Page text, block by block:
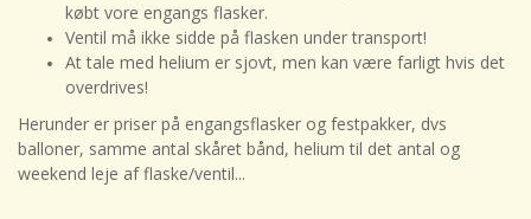
købt vore engangs flasker.
Ventil må ikke sidde på flasken under transport!
At tale med helium er sjovt, men kan være farligt hvis det
overdrives!
Herunder er priser på engangsflasker og festpakker, dvs
balloner, samme antal skåret bånd, helium til det antal og
weekend leje af flaske/ventil...